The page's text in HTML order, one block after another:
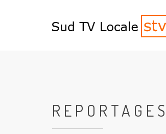
REPORTAGES